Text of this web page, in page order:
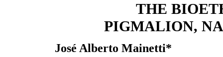
THE
PIGMALION,
José Alberto Mainetti*